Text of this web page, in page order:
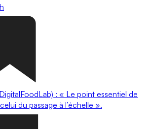
: « Le point essentiel de
du passage à l’échelle ».